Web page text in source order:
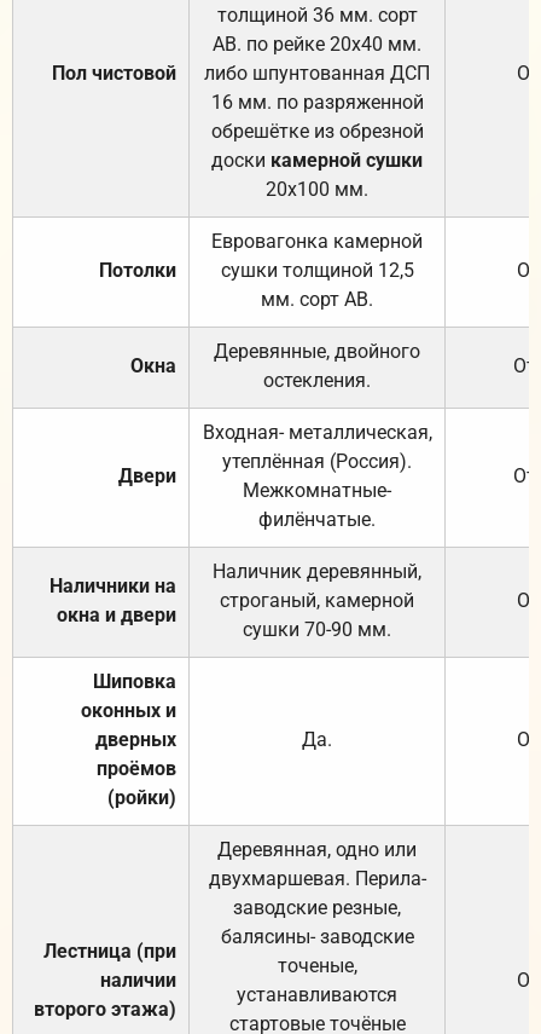
Пол чистовой
толщиной 36 мм. сорт
АВ. по рейке 20х40 мм.
либо шпунтованная ДСП
16 мм. по разряженной
обрешётке из обрезной
доски камерной сушки
20х100 мм.
Потолки
Евровагонка камерной
сушки толщиной 12,5
мм. сорт АВ.
Окна
Деревянные, двойного
остекления.
Двери
Входная- металлическая,
утеплённая (Россия).
Межкомнатные-
филёнчатые.
Наличники на
окна и двери
Наличник деревянный,
строганый, камерной
сушки 70-90 мм.
Шиповка
оконных и
дверных
проёмов
(ройки)
Да.
Лестница (при
наличии
второго этажа)
Деревянная, одно или
двухмаршевая. Перила-
заводские резные,
балясины- заводские
точеные,
устанавливаются
стартовые точёные